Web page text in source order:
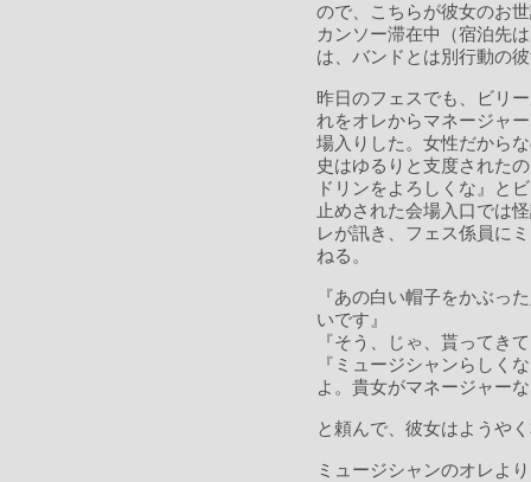
ので、こちらが彼女のお
カンソー滞在中（宿泊先
は、バンドとは別行動の
昨日のフェスでも、ビリ
れをオレからマネージャ
場入りした。女性だから
史はゆるりと支度された
ドリンをよろしくな』と
止めされた会場入口では
レが訊き、フェス係員に
ねる。
『あの白い帽子をかぶっ
いです』
『そう、じゃ、貰ってき
『ミュージシャンらしく
よ。貴女がマネージャー
と頼んで、彼女はようや
ミュージシャンのオレよ